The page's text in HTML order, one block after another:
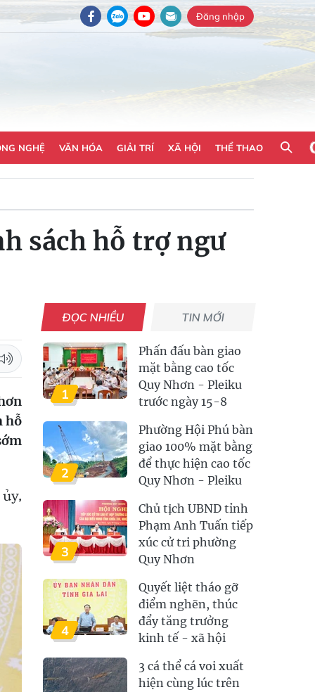
Đăng nhập
NGHỆ VĂN HÓA GIẢI TRÍ XÃ HỘI THỂ THAO
sách hỗ trợ ngư
hỗ
ĐỌC NHIỀU TIN MỚI
1
Phấn đấu bàn giao
mặt bằng cao tốc
Quy Nhơn - Pleiku
trước ngày 15-8
2
Phường Hội Phú bàn
giao 100% mặt bằng
để thực hiện cao tốc
Quy Nhơn - Pleiku
3
Chủ tịch UBND tỉnh
Phạm Anh Tuấn tiếp
xúc cử tri phường
Quy Nhơn
4
Quyết liệt tháo gỡ
điểm nghẽn, thúc
đẩy tăng trưởng
kinh tế - xã hội
3 cá thể cá voi xuất
hiện cùng lúc trên